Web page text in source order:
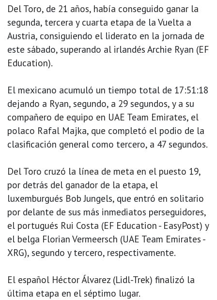
Del Toro, de 21 años, había conseguido ganar la
segunda, tercera y cuarta etapa de la Vuelta a
Austria, consiguiendo el liderato en la jornada de
este sábado, superando al irlandés Archie Ryan (EF
Education).
El mexicano acumuló un tiempo total de 17:51:18
dejando a Ryan, segundo, a 29 segundos, y a su
compañero de equipo en UAE Team Emirates, el
polaco Rafal Majka, que completó el podio de la
clasificación general como tercero, a 47 segundos.
Del Toro cruzó la línea de meta en el puesto 19,
por detrás del ganador de la etapa, el
luxemburgués Bob Jungels, que entró en solitario
por delante de sus más inmediatos perseguidores,
el portugués Rui Costa (EF Education - EasyPost) y
el belga Florian Vermeersch (UAE Team Emirates -
XRG), segundo y tercero, respectivamente.
El español Héctor Álvarez (Lidl-Trek) finalizó la
última etapa en el séptimo lugar.